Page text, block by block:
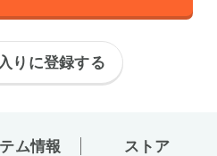
りに登録する
ム情報 ストア